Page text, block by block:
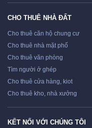
CHO THUÊ NHÀ ĐẤT
Cho thuê căn hộ chung cư
Cho thuê nhà mặt phố
Cho thuê văn phòng
Tìm người ở ghép
Cho thuê cửa hàng, kiot
Cho thuê kho, nhà xưởng
KẾT NỐI VỚI CHÚNG TÔI